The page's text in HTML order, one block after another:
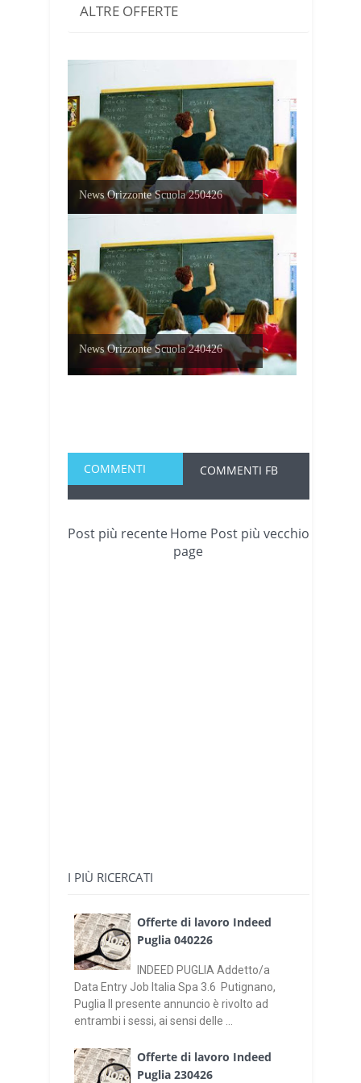
ALTRE OFFERTE
News Orizzonte Scuola 250426
News Orizzonte Scuola 240426
COMMENTI COMMENTI FB
Post più recente Post più vecchio
Home
page
I PIÙ RICERCATI
Offerte di lavoro Indeed
Puglia 040226
INDEED PUGLIA Addetto/a
Data Entry Job Italia Spa 3.6 Putignano,
Puglia Il presente annuncio è rivolto ad
entrambi i sessi, ai sensi delle ...
Offerte di lavoro Indeed
Puglia 230426